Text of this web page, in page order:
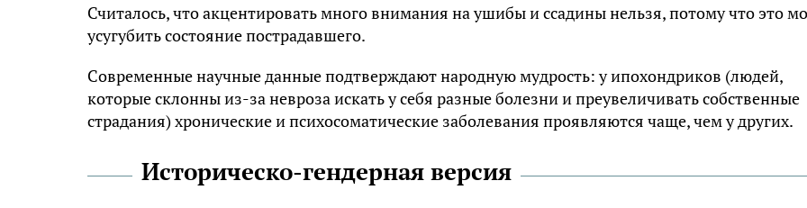
Считалось, что акцентировать много внимания на ушибы и ссадины нельзя, потому что это
усугубить состояние пострадавшего.
Современные научные данные подтверждают народную мудрость: у ипохондриков (людей,
которые склонны из-за невроза искать у себя разные болезни и преувеличивать собственные
страдания) хронические и психосоматические заболевания проявляются чаще, чем у других.
Историческо-гендерная версия